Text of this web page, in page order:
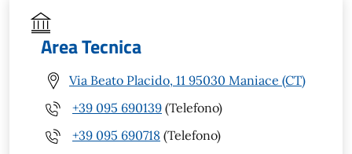
Area Tecnica
Via Beato Placido, 11 95030 Maniace (CT)
+39 095 690139 (Telefono)
+39 095 690718 (Telefono)